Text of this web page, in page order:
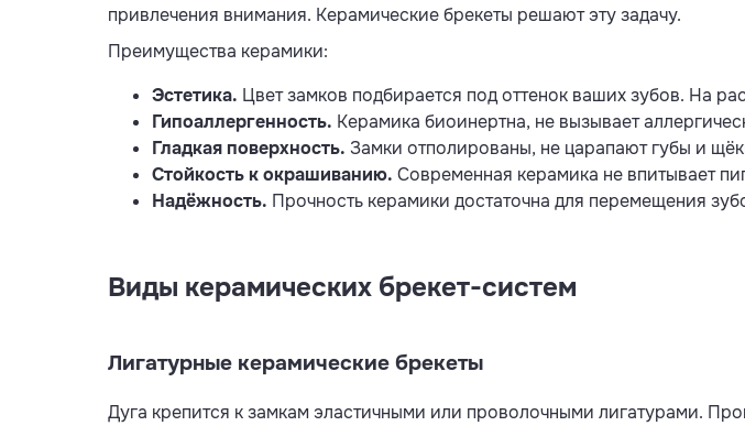
привлечения внимания. Керамические брекеты решают эту задачу.
Преимущества керамики:
Эстетика. Цвет замков подбирается под оттенок ваших зубов. На
Гипоаллергенность. Керамика биоинертна, не вызывает
Гладкая поверхность. Замки отполированы, не царапают губы и
Стойкость к окрашиванию. Современная керамика не впитывает
Надёжность. Прочность керамики достаточна для перемещения
Виды керамических брекет-систем
Лигатурные керамические брекеты
Дуга крепится к замкам эластичными или проволочными лигатурами.